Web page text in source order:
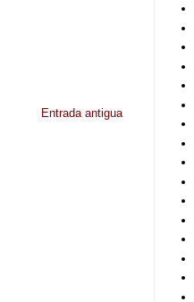
Entrada antigua